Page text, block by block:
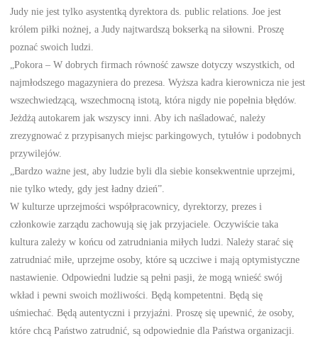
Judy nie jest tylko asystentką dyrektora ds. public relations. Joe jest
królem piłki nożnej, a Judy najtwardszą bokserką na siłowni. Proszę
poznać swoich ludzi.
„Pokora – W dobrych firmach równość zawsze dotyczy wszystkich, od
najmłodszego magazyniera do prezesa. Wyższa kadra kierownicza nie jest
wszechwiedzącą, wszechmocną istotą, która nigdy nie popełnia błędów.
Jeżdżą autokarem jak wszyscy inni. Aby ich naśladować, należy
zrezygnować z przypisanych miejsc parkingowych, tytułów i podobnych
przywilejów.
„Bardzo ważne jest, aby ludzie byli dla siebie konsekwentnie uprzejmi,
nie tylko wtedy, gdy jest ładny dzień”.
W kulturze uprzejmości współpracownicy, dyrektorzy, prezes i
członkowie zarządu zachowują się jak przyjaciele. Oczywiście taka
kultura zależy w końcu od zatrudniania miłych ludzi. Należy starać się
zatrudniać miłe, uprzejme osoby, które są uczciwe i mają optymistyczne
nastawienie. Odpowiedni ludzie są pełni pasji, że mogą wnieść swój
wkład i pewni swoich możliwości. Będą kompetentni. Będą się
uśmiechać. Będą autentyczni i przyjaźni. Proszę się upewnić, że osoby,
które chcą Państwo zatrudnić, są odpowiednie dla Państwa organizacji.